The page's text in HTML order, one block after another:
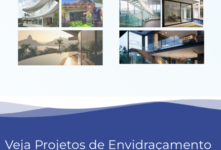
Veja Projetos de Envidraçamento